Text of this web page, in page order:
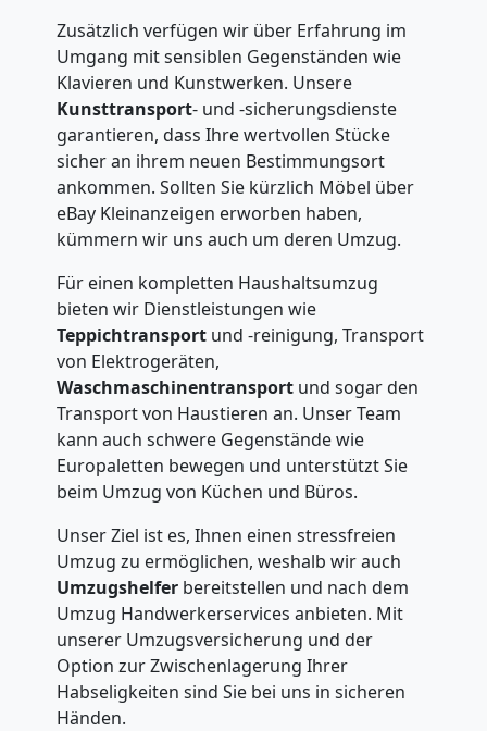
Zusätzlich verfügen wir über Erfahrung im
Umgang mit sensiblen Gegenständen wie
Klavieren und Kunstwerken. Unsere
Kunsttransport- und -sicherungsdienste
garantieren, dass Ihre wertvollen Stücke
sicher an ihrem neuen Bestimmungsort
ankommen. Sollten Sie kürzlich Möbel über
eBay Kleinanzeigen erworben haben,
kümmern wir uns auch um deren Umzug.
Für einen kompletten Haushaltsumzug
bieten wir Dienstleistungen wie
Teppichtransport und -reinigung, Transport
von Elektrogeräten,
Waschmaschinentransport und sogar den
Transport von Haustieren an. Unser Team
kann auch schwere Gegenstände wie
Europaletten bewegen und unterstützt Sie
beim Umzug von Küchen und Büros.
Unser Ziel ist es, Ihnen einen stressfreien
Umzug zu ermöglichen, weshalb wir auch
Umzugshelfer bereitstellen und nach dem
Umzug Handwerkerservices anbieten. Mit
unserer Umzugsversicherung und der
Option zur Zwischenlagerung Ihrer
Habseligkeiten sind Sie bei uns in sicheren
Händen.